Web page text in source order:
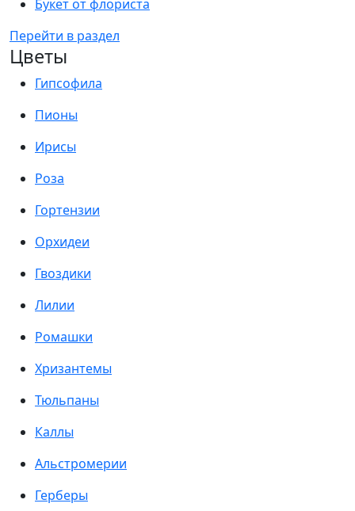
Букет от флориста
Перейти в раздел
Цветы
Гипсофила
Пионы
Ирисы
Роза
Гортензии
Орхидеи
Гвоздики
Лилии
Ромашки
Хризантемы
Тюльпаны
Каллы
Альстромерии
Герберы